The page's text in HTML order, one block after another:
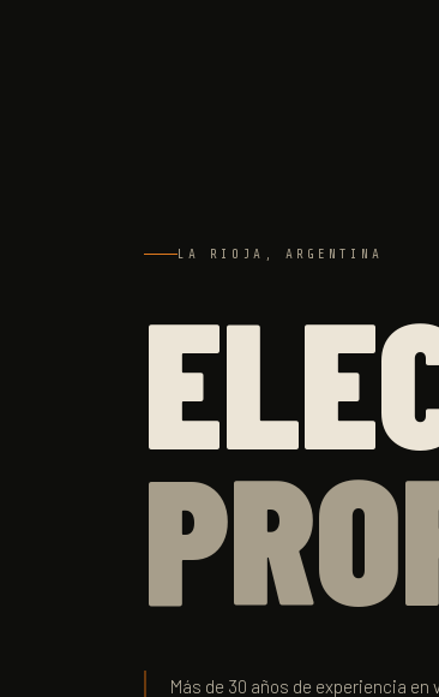
LA RIOJA, ARGENTINA
Más de 30 años de experiencia